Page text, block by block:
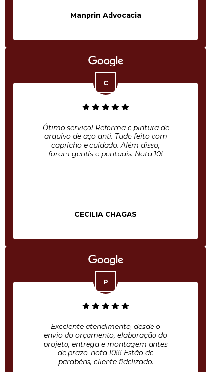
Manprin Advocacia
Ótimo serviço! Reforma e pintura de
arquivo de aço anti. Tudo feito com
capricho e cuidado. Além disso,
foram gentis e pontuais. Nota 10!
CECILIA CHAGAS
Excelente atendimento, desde o
envio do orçamento, elaboração do
projeto, entrega e montagem antes
de prazo, nota 10!!! Estão de
parabéns, cliente fidelizado.